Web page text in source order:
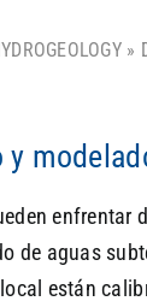
»
y
enfrentar
de aguas
están